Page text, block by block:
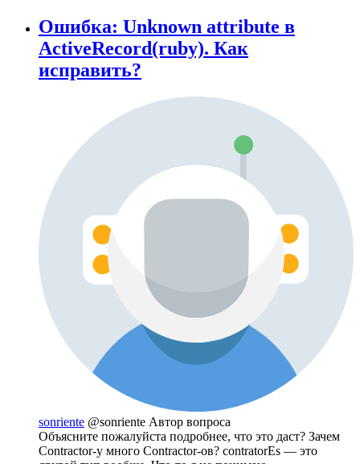
Ошибка: Unknown attribute в
ActiveRecord(ruby). Как
исправить?
sonriente @sonriente Автор вопроса
Объясните пожалуйста подробнее, что это даст? Зачем
Сontractor-у много Сontractor-ов? contratorEs — это